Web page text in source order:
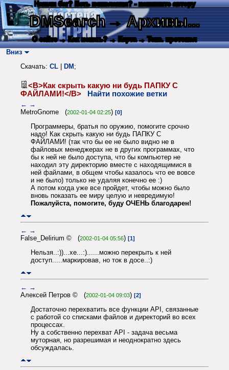
Нашли баг? Есть пожелания? - напишите автору
DMSearch→ Архивы...
О сайте → Как искать? → Карта → Текс. протокол
Вниз
Скачать: CL DM ;
<B>Как скрыть какую ни будь ПАПКУ С
ФАЙЛАМИ!</B>
Найти похожие ветки
← →
MetroGnome (2002-01-04 02:25) [0]
Программеры, братья по оружию, помогите срочно
надо! Как скрыть какую ни будь ПАПКУ С
ФАЙЛАМИ! (так что бы ее не было видно не в
файловых менеджерах не в других программах, что
бы к ней не было доступа, что бы компьютер не
находил эту директорию вместе с находящимися в
ней файлами, в общем чтобы казалось что ее вовсе
и не было) только не удаляя конечно ее :)
А потом когда уже все пройдет, чтобы можно было
вновь показать ее миру целую и невредимую!
Пожалуйста, помогите, буду ОЧЕНЬ благодарен!
← →
False_Delirium © (2002-01-04 05:56) [1]
Нельзя..:))...хе...:)......можно перекрыть к ней
доступ.....маркировав, но ток в досе..:)
← →
Алексей Петров © (2002-01-04 09:03) [2]
Достаточно перехватить все функции API, связанные
с работой со списками файлов и директорий во всех
процессах.
Ну а собственно перехват API - задача весьма
муторная, но разрешимая и неоднократно здесь
обсуждалась.